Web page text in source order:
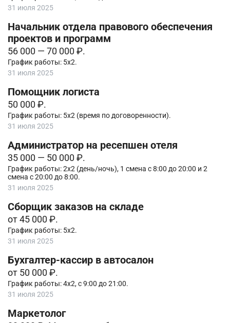
31 июля 2025
Начальник отдела правового обеспечения
проектов и программ
56 000 — 70 000 ₽.
График работы: 5х2.
31 июля 2025
Помощник логиста
50 000 ₽.
График работы: 5х2 (время по договоренности).
31 июля 2025
Администратор на ресепшен отеля
35 000 — 50 000 ₽.
График работы: 2х2 (день/ночь), 1 смена с 8:00 до 20:00 и 2
смена с 20:00 до 8:00.
31 июля 2025
Сборщик заказов на складе
от 45 000 ₽.
График работы: 5х2.
31 июля 2025
Бухгалтер-кассир в автосалон
от 50 000 ₽.
График работы: 4х2, с 9:00 до 21:00.
31 июля 2025
Маркетолог